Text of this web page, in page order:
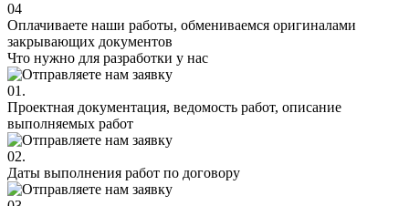
04
Оплачиваете наши работы, обмениваемся оригиналами
закрывающих документов
Что нужно для разработки у нас
01.
Проектная документация, ведомость работ, описание
выполняемых работ
02.
Даты выполнения работ по договору